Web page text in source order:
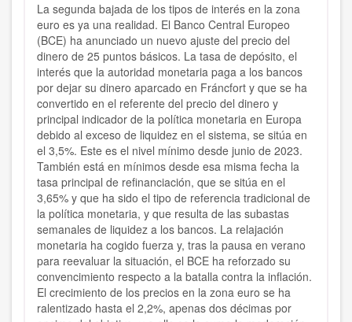
La segunda bajada de los tipos de interés en la zona
euro es ya una realidad. El Banco Central Europeo
(BCE) ha anunciado un nuevo ajuste del precio del
dinero de 25 puntos básicos. La tasa de depósito, el
interés que la autoridad monetaria paga a los bancos
por dejar su dinero aparcado en Fráncfort y que se ha
convertido en el referente del precio del dinero y
principal indicador de la política monetaria en Europa
debido al exceso de liquidez en el sistema, se sitúa en
el 3,5%. Este es el nivel mínimo desde junio de 2023.
También está en mínimos desde esa misma fecha la
tasa principal de refinanciación, que se sitúa en el
3,65% y que ha sido el tipo de referencia tradicional de
la política monetaria, y que resulta de las subastas
semanales de liquidez a los bancos. La relajación
monetaria ha cogido fuerza y, tras la pausa en verano
para reevaluar la situación, el BCE ha reforzado su
convencimiento respecto a la batalla contra la inflación.
El crecimiento de los precios en la zona euro se ha
ralentizado hasta el 2,2%, apenas dos décimas por